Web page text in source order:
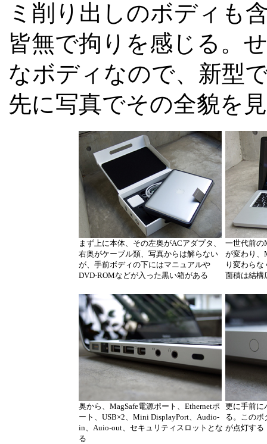
ミ削り出しのボディも
皆無で拘りを感じる。
なボディなので、新型
先に写真でその全貌を
まず上に本体、その左奥がACアダプタ、
右奥がケーブル類、写真からは解らない
が、手前ボディの下にはマニュアルや
DVD-ROMなどが入った黒い箱がある
一世代前の
が変わり、
り変わら
面積は結構
奥から、MagSafe電源ポート、Ethernetポ
ート、USB×2、Mini DisplayPort、Audio-
in、Auio-out、セキュリティスロットとな
る
更に手前に
る。このボ
が点灯する